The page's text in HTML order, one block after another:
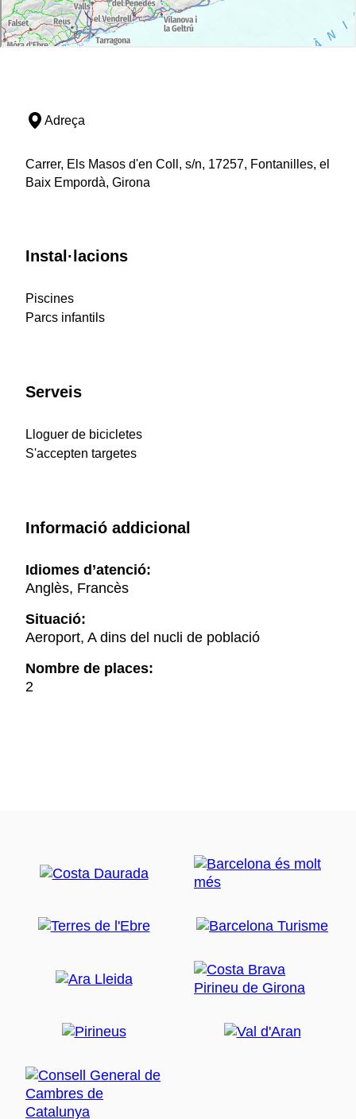
Adreça
Carrer, Els Masos d'en Coll, s/n, 17257, Fontanilles, el
Baix Empordà, Girona
Instal·lacions
Piscines
Parcs infantils
Serveis
Lloguer de bicicletes
S'accepten targetes
Informació addicional
Idiomes d’atenció:
Anglès, Francès
Situació:
Aeroport, A dins del nucli de població
Nombre de places:
2